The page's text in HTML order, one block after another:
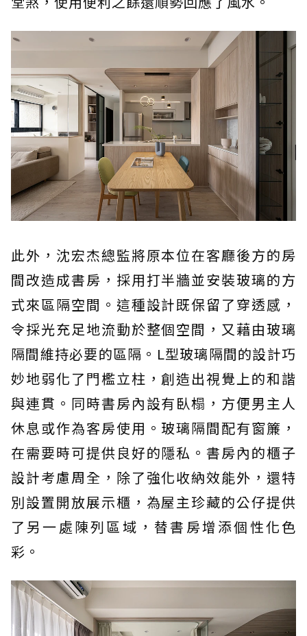
此外，沈宏杰總監將原本位在客廳後方的房
間改造成書房，採用打半牆並安裝玻璃的方
式來區隔空間。這種設計既保留了穿透感，
令採光充足地流動於整個空間，又藉由玻璃
隔間維持必要的區隔。L型玻璃隔間的設計巧
妙地弱化了門檻立柱，創造出視覺上的和諧
與連貫。同時書房內設有臥榻，方便男主人
休息或作為客房使用。玻璃隔間配有窗簾，
在需要時可提供良好的隱私。書房內的櫃子
設計考慮周全，除了強化收納效能外，還特
別設置開放展示櫃，為屋主珍藏的公仔提供
了另一處陳列區域，替書房增添個性化色
彩。